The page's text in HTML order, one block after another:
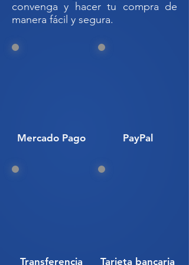
seguridad. Perfecta para hospitales,
clínicas y laboratorios.
Código SAT: 24111503
40x60// BOLSA NEGRA 40x60//
BOLSA PARA RESIDUOS
NEGRA//BOLSA NEGRA PARA
convenga y hacer tu compra de
manera fácil y segura.
Mercado Pago
Transferencia
PayPal
Tarjeta bancaria